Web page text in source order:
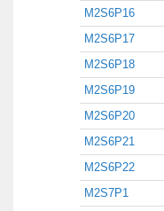
M2S6P16
M2S6P17
M2S6P18
M2S6P19
M2S6P20
M2S6P21
M2S6P22
M2S7P1